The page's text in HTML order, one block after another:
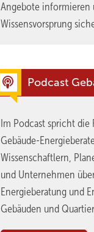
Angebote informieren
Wissensvorsprung
Podcast
Im Podcast spricht die
Gebäude-
Wissenschaftlern,
und Unternehmen
Energieberatung und
Gebäuden und